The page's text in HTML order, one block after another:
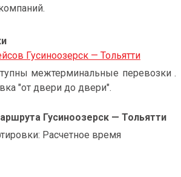
Гусиноозерск — Тольятти
межтерминальные перевозки .
"от двери до двери".
Гусиноозерск — Тольятти
Расчетное время